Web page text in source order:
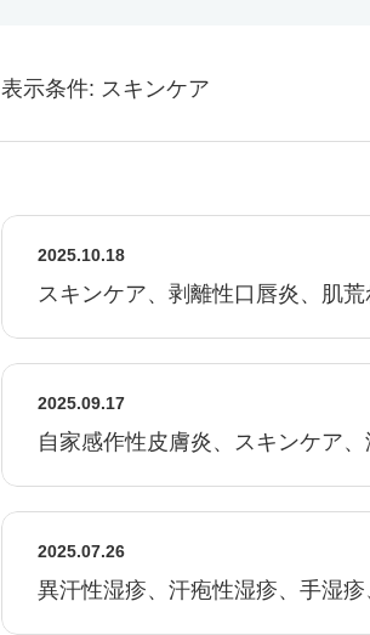
表示条件 スキンケア
2025.10.18
スキンケア、剥離性口唇炎、肌
2025.09.17
自家感作性皮膚炎、
2025.07.26
異汗性湿疹、汗疱性湿疹、手湿